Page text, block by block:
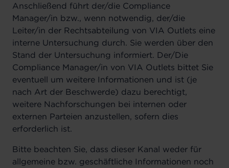
Anschließend führt der/die Compliance
Manager/in bzw., wenn notwendig, der/die
Leiter/in der Rechtsabteilung von VIA Outlets eine
interne Untersuchung durch. Sie werden über den
Stand der Untersuchung informiert. Der/Die
Compliance Manager/in von VIA Outlets bittet Sie
eventuell um weitere Informationen und ist (je
nach Art der Beschwerde) dazu berechtigt,
weitere Nachforschungen bei internen oder
externen Parteien anzustellen, sofern dies
erforderlich ist.
Bitte beachten Sie, dass dieser Kanal weder für
allgemeine bzw. geschäftliche Informationen noch